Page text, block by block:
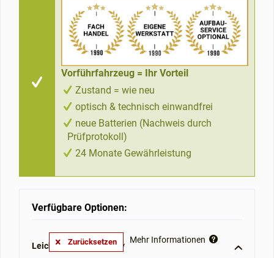
Vorführfahrzeug = Ihr Vorteil
Zustand = wie neu
optisch & technisch einwandfrei
neue Batterien (Nachweis durch
Prüfprotokoll)
24 Monate Gewährleistung
Verfügbare Optionen:
Leichtgewichtrollator **
Zurücksetzen Mehr Informationen